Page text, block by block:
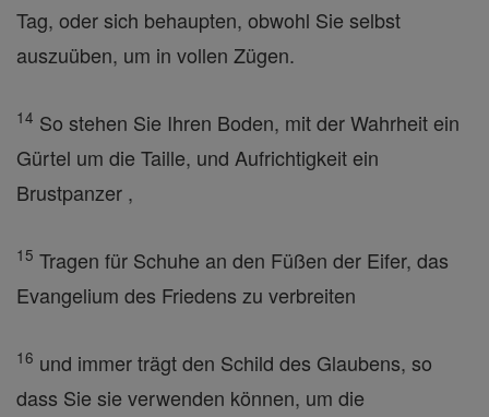
Tag, oder sich behaupten, obwohl Sie selbst
auszuüben, um in vollen Zügen.
14 So stehen Sie Ihren Boden, mit der Wahrheit ein
Gürtel um die Taille, und Aufrichtigkeit ein
Brustpanzer ,
15 Tragen für Schuhe an den Füßen der Eifer, das
Evangelium des Friedens zu verbreiten
16 und immer trägt den Schild des Glaubens, so
dass Sie sie verwenden können, um die